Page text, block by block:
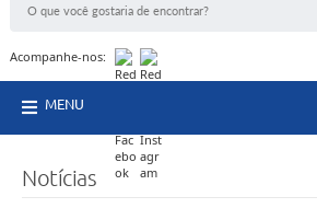
Acompanhe-nos:
MENU
Notícias